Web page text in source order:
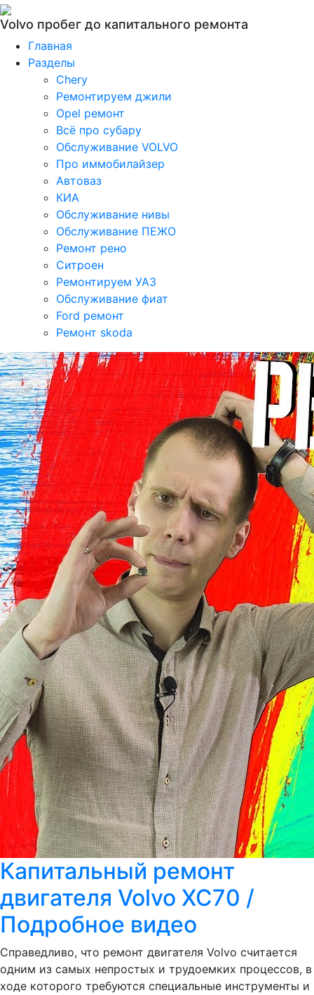
Volvo пробег до капитального ремонта
Главная
Разделы
Chery
Ремонтируем джили
Opel ремонт
Всё про субару
Обслуживание VOLVO
Про иммобилайзер
Автоваз
КИА
Обслуживание нивы
Обслуживание ПЕЖО
Ремонт рено
Ситроен
Ремонтируем УАЗ
Обслуживание фиат
Ford ремонт
Ремонт skoda
Капитальный ремонт
двигателя Volvo ХС70 /
Подробное видео
Справедливо, что ремонт двигателя Volvo считается
одним из самых непростых и трудоемких процессов, в
ходе которого требуются специальные инструменты и